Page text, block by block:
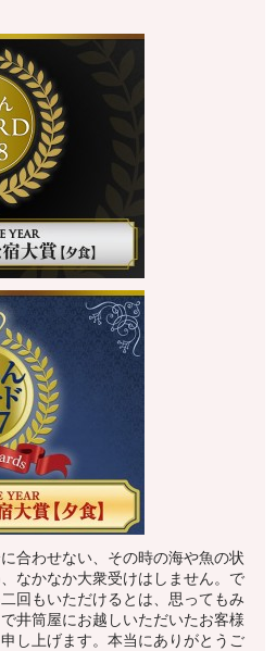
合わせない、その時の海や魚の状
なかなか大衆受けはしません。で
回もいただけるとは、思ってもみ
井筒屋にお越しいただいたお客様
し上げます。本当にありがとうご